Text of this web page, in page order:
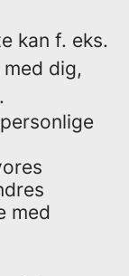
kan f. eks.
dig,
med